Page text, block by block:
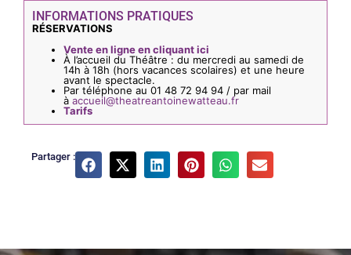
INFORMATIONS PRATIQUES
RÉSERVATIONS
Vente en ligne en cliquant ici
À l’accueil du Théâtre : du mercredi au samedi de
14h à 18h (hors vacances scolaires) et une heure
avant le spectacle.
Par téléphone au 01 48 72 94 94 / par mail
à accueil@theatreantoinewatteau.fr
Tarifs
Partager :